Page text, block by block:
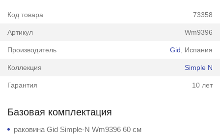
Код товара 73358
Артикул Wm9396
Производитель Gid , Испания
Коллекция Simple N
Гарантия 10 лет
Базовая комплектация
раковина Gid Simple-N Wm9396 60 см